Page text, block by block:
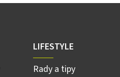
LIFESTYLE
Rady a tipy